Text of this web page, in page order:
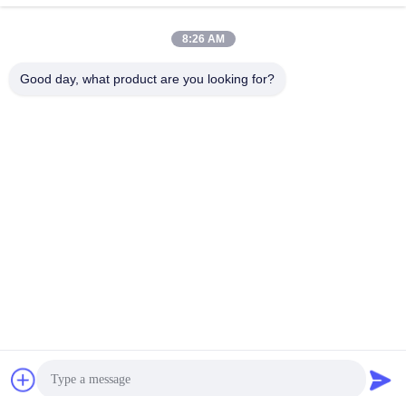
100m Hoge Waaier
Blokkeren van de
Draadloze Signalen van
2026 Zhejiang Zhongdeng Electronics Technology CO,LTD Alle rechten
8:26 AM
Good day, what product are you looking for?